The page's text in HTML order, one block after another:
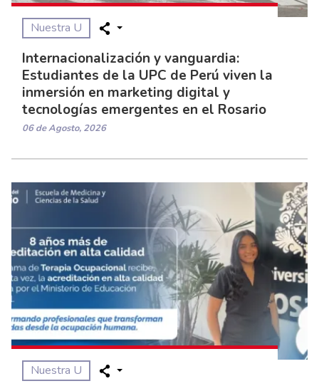
Nuestra U
Internacionalización y vanguardia:
Estudiantes de la UPC de Perú viven la
inmersión en marketing digital y
tecnologías emergentes en el Rosario
06 de Agosto, 2026
Nuestra U